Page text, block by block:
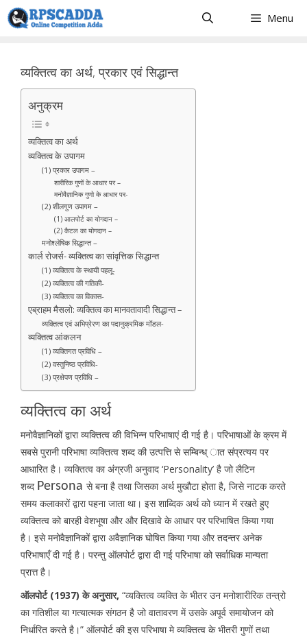
Skip
to
Menu
व्यक्तित्व का अर्थ, प्रकार एवं सिद्धान्त
अनुक्रम
व्यक्तित्व का अर्थ
व्यक्तित्व के उपागम
(1) प्रकार उपागम –
शारीरिक गुणों के आधार पर –
मनोवैज्ञानिक गुणो के आधार पर-
(2) शीलगुण उपागम –
(1) आलपोर्ट का योगदान –
(2) कैटल का योगदान –
मनोश्लेषिक सिद्धान्त –
कार्ल रोजर्स- व्यक्तित्व का सांवृत्तिक सिद्धान्त
(1) व्यक्तित्व के स्थायी पहलू-
(2) व्यक्तित्व की गतिकी-
(3) व्यक्तित्व का विकास-
एब्राहम मैसलो: व्यक्तित्व का मानवतावादी सिद्धान्त –
व्यक्तित्व एवं अभिप्रेरण का पदानुक्रमिक मॉडल-
व्यक्तित्व आंकलन
(1) व्यक्तिगत प्रविधि –
(2) वस्तुनिष्ठ प्रविधि-
(3) प्रक्षेपण प्रविधि –
व्यक्तित्व का अर्थ
मनोवैज्ञानिकों द्वारा व्यक्तित्व की विभिन्न परिभाषाएं दी गई है। परिभाषाओं के क्रम में
सबसे पुरानी परिभाषा व्यक्तित्व शब्द की उत्पत्ति से सम्बिन्ध् ात संप्रत्यय पर
आधारित है। व्यक्तित्व का अंग्रजी अनुवाद ‘Personality’ है जो लैटिन
शब्द Persona से बना है तथा जिसका अर्थ मुखौटा होता है, जिसे नाटक करते
समय कलाकारों द्वारा पहना जाता था। इस शाब्दिक अर्थ को ध्यान में रखते हुए
व्यक्तित्व को बारही वेशभूषा और और दिखावे के आधार पर परिभाषित किया गया
है। इसे मनोवैज्ञानिकों द्वारा अवैज्ञानिक घोषित किया गया और तदन्तर अनेक
परिभाषाएँ दी गई है। परन्तु ऑलपोर्ट द्वारा दी गई परिभाषा को सर्वाधिक मान्यता
प्रात्त है।
ऑलपोर्ट (1937) के अनुसार, “व्यक्तित्व व्यक्ति के भीतर उन मनोशारीरिक तन्त्रो
का गतिशील या गत्यात्मक संगठन है जो वातावरण में उसके अपूर्व समायोजन को
निर्धारित करते है।” ऑलपोर्ट की इस परिभाषा मे व्यक्तित्व के भीतरी गुणों तथा